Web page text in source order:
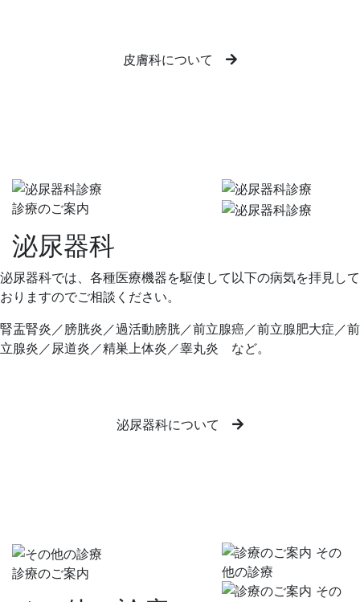
皮膚科について
診療のご案内
泌尿器科
泌尿器科では、各種医療機器を駆使して以下の病気を拝見して
おりますのでご相談ください。
腎盂腎炎／膀胱炎／過活動膀胱／前立腺癌／前立腺肥大症／前
立腺炎／尿道炎／精巣上体炎／睾丸炎 など。
泌尿器科について
診療のご案内